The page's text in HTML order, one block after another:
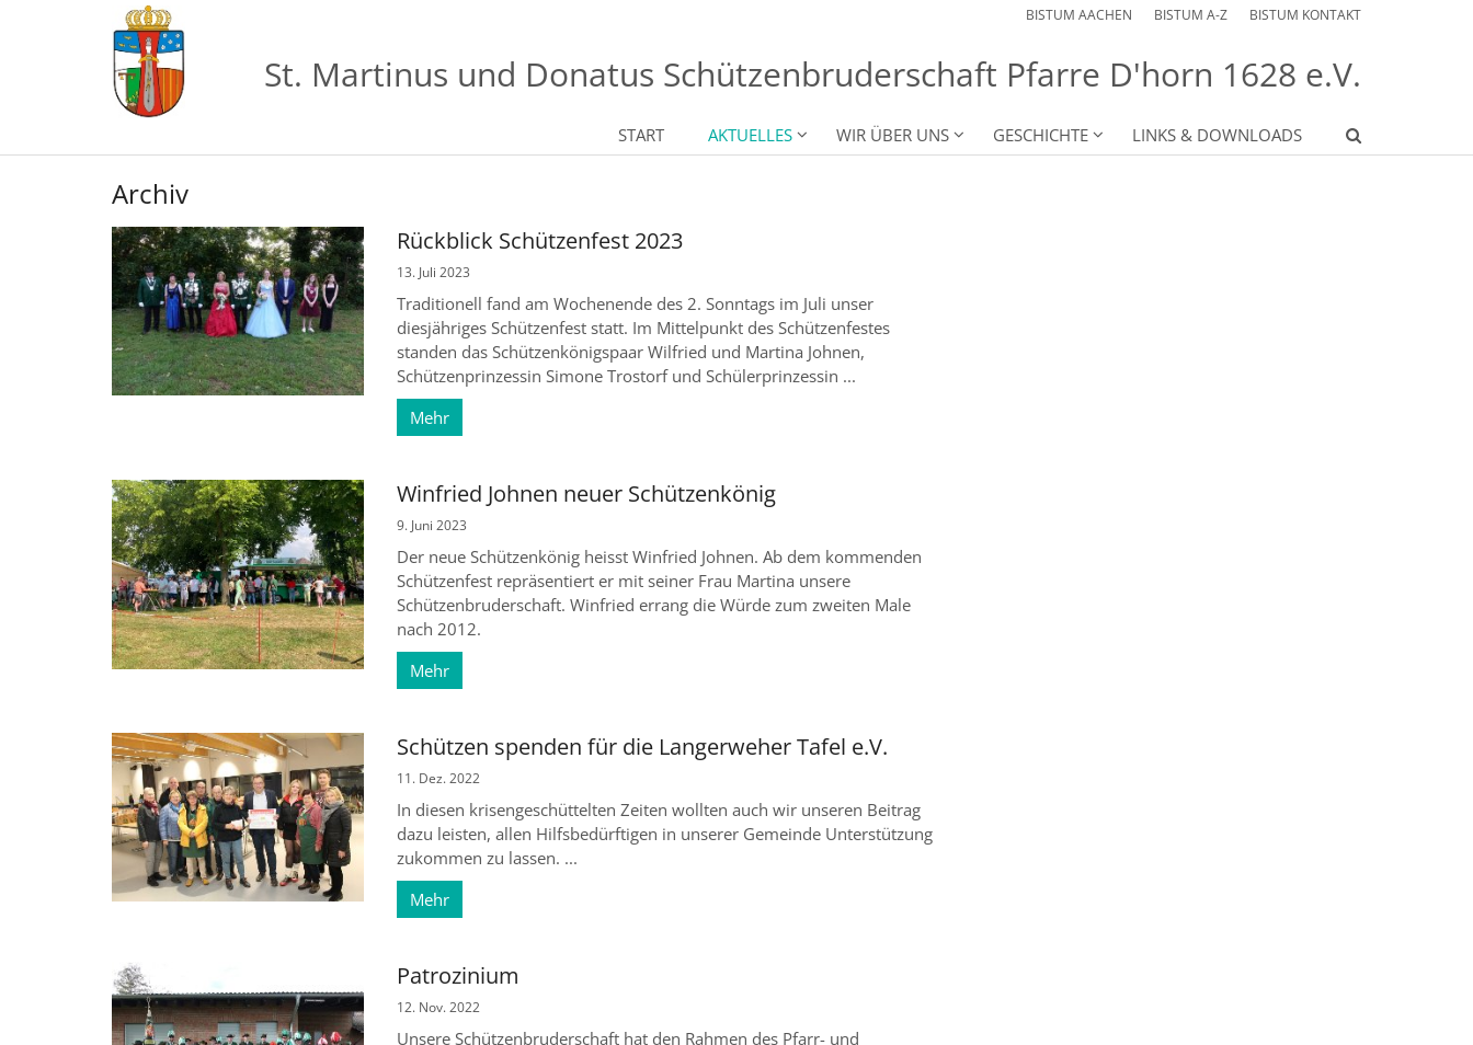
Zum Inhalt springen BISTUM AACHEN BISTUM A-Z BISTUM KONTAKT
St. Martinus und Donatus Schützenbruderschaft Pfarre D'horn 1628 e.V.
START AKTUELLES WIR ÜBER UNS GESCHICHTE LINKS & DOWNLOADS
Archiv
Rückblick Schützenfest 2023
13. Juli 2023
Traditionell fand am Wochenende des 2. Sonntags im Juli unser
diesjähriges Schützenfest statt. Im Mittelpunkt des Schützenfestes
standen das Schützenkönigspaar Wilfried und Martina Johnen,
Schützenprinzessin Simone Trostorf und Schülerprinzessin ...
Mehr
Winfried Johnen neuer Schützenkönig
9. Juni 2023
Der neue Schützenkönig heisst Winfried Johnen. Ab dem kommenden
Schützenfest repräsentiert er mit seiner Frau Martina unsere
Schützenbruderschaft. Winfried errang die Würde zum zweiten Male
nach 2012.
Mehr
Schützen spenden für die Langerweher Tafel e.V.
11. Dez. 2022
In diesen krisengeschüttelten Zeiten wollten auch wir unseren Beitrag
dazu leisten, allen Hilfsbedürftigen in unserer Gemeinde Unterstützung
zukommen zu lassen. ...
Mehr
Patrozinium
12. Nov. 2022
Unsere Schützenbruderschaft hat den Rahmen des Pfarr- und